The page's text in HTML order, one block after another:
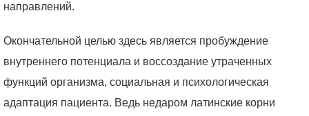
направлений.
Окончательной целью здесь является пробуждение
внутреннего потенциала и воссоздание утраченных
функций организма, социальная и психологическая
адаптация пациента. Ведь недаром латинские корни